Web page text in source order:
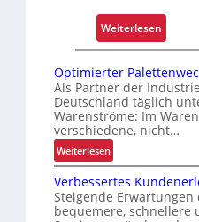
ä
s
i
g
k
t
u
n
Weiterlesen:
E
t
r
e
m
i
t
z
Optimierter
Als Partner der
Deutschland täglich
Warenströme: Im
verschiedene, nicht…
Weiterlesen:
O
p
t
i
Verbessertes
Steigende
bequemere, schnellere